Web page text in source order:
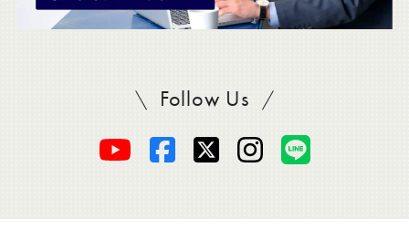
Follow UsSADAをフォロー
オ
オ
オ
オ